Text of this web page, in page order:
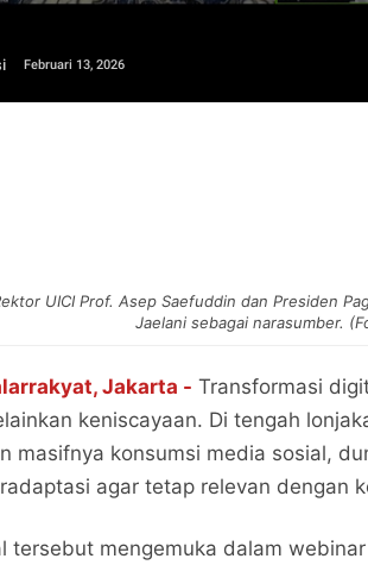
Februari 13, 2026
UICI Prof. Asep Saefuddin dan Presiden
Jaelani sebagai narasumber.
Jakarta - Transformasi
keniscayaan. Di tengah
masifnya konsumsi media sosial,
agar tetap relevan dengan
tersebut mengemuka dalam